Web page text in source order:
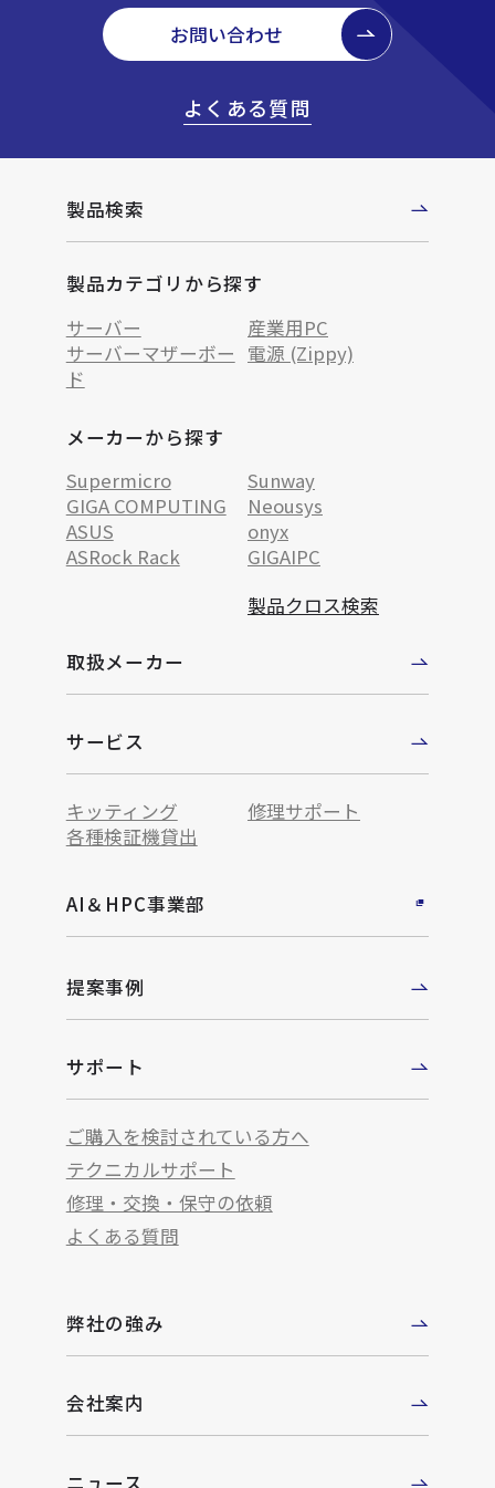
お問い合わせ
よくある質問
製品検索
製品カテゴリから探す
サーバー
産業用PC
サーバーマザーボー
ド
電源 (Zippy)
メーカーから探す
Supermicro
Sunway
GIGA COMPUTING
Neousys
ASUS
onyx
ASRock Rack
GIGAIPC
製品クロス検索
取扱メーカー
サービス
キッティング
修理サポート
各種検証機貸出
AI＆HPC事業部
提案事例
サポート
ご購入を検討されている方へ
テクニカルサポート
修理・交換・保守の依頼
よくある質問
弊社の強み
会社案内